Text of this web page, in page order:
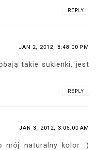
REPLY
JAN 2, 2012, 8:48:00 PM
takie sukienki, jest
REPLY
JAN 3, 2012, 3:06:00 AM
mój naturalny kolor :)